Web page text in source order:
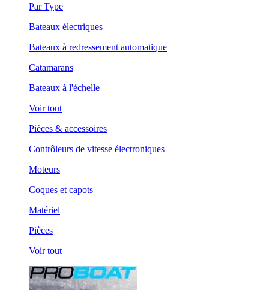
Par Type
Bateaux électriques
Bateaux à redressement automatique
Catamarans
Bateaux à l'échelle
Voir tout
Pièces & accessoires
Contrôleurs de vitesse électroniques
Moteurs
Coques et capots
Matériel
Pièces
Voir tout